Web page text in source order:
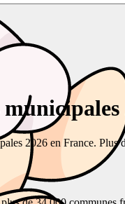
2026 en France.